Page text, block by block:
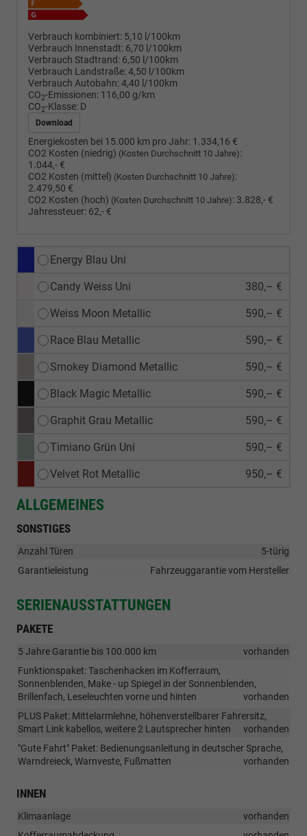
Verbrauch kombiniert: 5,10 l/100km
Verbrauch Innenstadt: 6,70 l/100km
Verbrauch Stadtrand: 6,50 l/100km
Verbrauch Landstraße:4,50 l/100km
Verbrauch Autobahn:4,40 l/100km
CO2-Emissionen: 116,00 g/km
CO2-Klasse: D
Download
Energiekosten bei 15.000 km pro Jahr: 1.334,16 €
CO2 Kosten (niedrig) (Kosten Durchschnitt 10 Jahre):
1.044,- €
CO2 Kosten (mittel) (Kosten Durchschnitt 10 Jahre):
2.479,50 €
CO2 Kosten (hoch) (Kosten Durchschnitt 10 Jahre): 3.828,- €
Jahressteuer: 62,- €
Energy Blau Uni
Candy Weiss Uni 380,– €
Weiss Moon Metallic 590,– €
Race Blau Metallic 590,– €
Smokey Diamond Metallic 590,– €
Black Magic Metallic 590,– €
Graphit Grau Metallic 590,– €
Timiano Grün Uni 590,– €
Velvet Rot Metallic 950,– €
ALLGEMEINES
SONSTIGES
Anzahl Türen
5-türig
Garantieleistung
Fahrzeuggarantie vom Hersteller
SERIENAUSSTATTUNGEN
PAKETE
5 Jahre Garantie bis 100.000 km
vorhanden
Funktionspaket: Taschenhacken im Kofferraum,
Sonnenblenden, Make - up Spiegel in der Sonnenblenden,
Brillenfach, Leseleuchten vorne und hinten
vorhanden
PLUS Paket: Mittelarmlehne, höhenverstellbarer Fahrersitz,
Smart Link kabellos, weitere 2 Lautsprecher hinten
vorhanden
"Gute Fahrt" Paket: Bedienungsanleitung in deutscher Sprache,
Warndreieck, Warnveste, Fußmatten
vorhanden
INNEN
Klimaanlage
vorhanden